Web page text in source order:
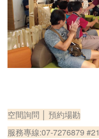
空間詢問 │ 預約場勘
服務專線:07-7276879 #21